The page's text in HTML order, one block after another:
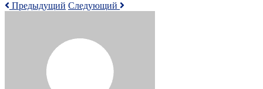
Предыдущий Следующий